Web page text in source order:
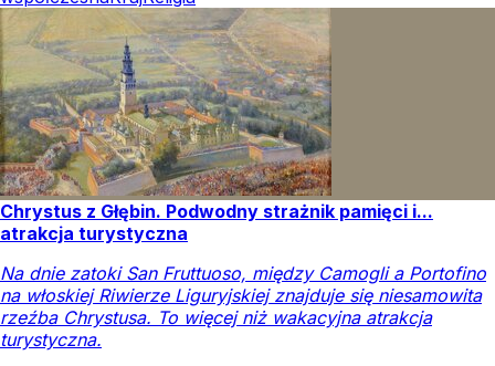
Chrystus z Głębin. Podwodny strażnik pamięci i...
atrakcja turystyczna
Na dnie zatoki San Fruttuoso, między Camogli a Portofino
na włoskiej Riwierze Liguryjskiej znajduje się niesamowita
rzeźba Chrystusa. To więcej niż wakacyjna atrakcja
turystyczna.